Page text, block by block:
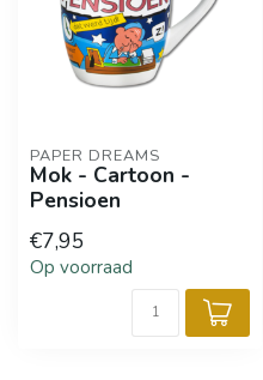
PAPER DREAMS
Mok - Cartoon -
Pensioen
€7,95
Op voorraad